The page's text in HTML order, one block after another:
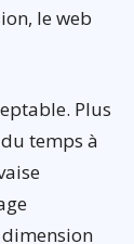
le web
Plus
temps à